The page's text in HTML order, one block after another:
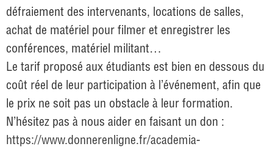
défraiement des intervenants, locations de salles,
achat de matériel pour filmer et enregistrer les
conférences, matériel militant…
Le tarif proposé aux étudiants est bien en dessous du
coût réel de leur participation à l’événement, afin que
le prix ne soit pas un obstacle à leur formation.
N’hésitez pas à nous aider en faisant un don :
https://www.donnerenligne.fr/academia-